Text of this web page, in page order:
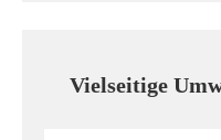
Vielseitige